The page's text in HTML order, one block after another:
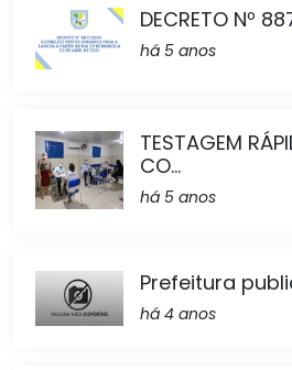
DECRETO Nº
há 5 anos
TESTAGEM
CO...
há 5 anos
Prefeitura
há 4 anos